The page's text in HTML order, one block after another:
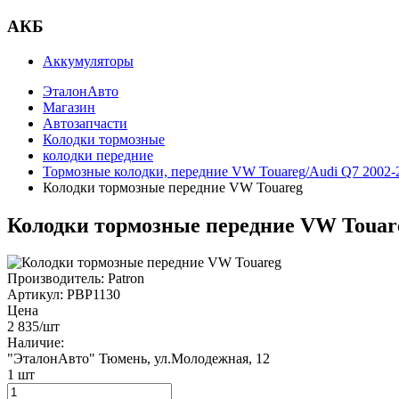
АКБ
Аккумуляторы
ЭталонАвто
Магазин
Автозапчасти
Колодки тормозные
колодки передние
Тормозные колодки, передние VW Touareg/Audi Q7 2002-
Колодки тормозные передние VW Touareg
Колодки тормозные передние VW
Производитель: Patron
Артикул: PBP1130
Цена
2 835/шт
Наличие:
"ЭталонАвто" Тюмень, ул.Молодежная, 12
1 шт